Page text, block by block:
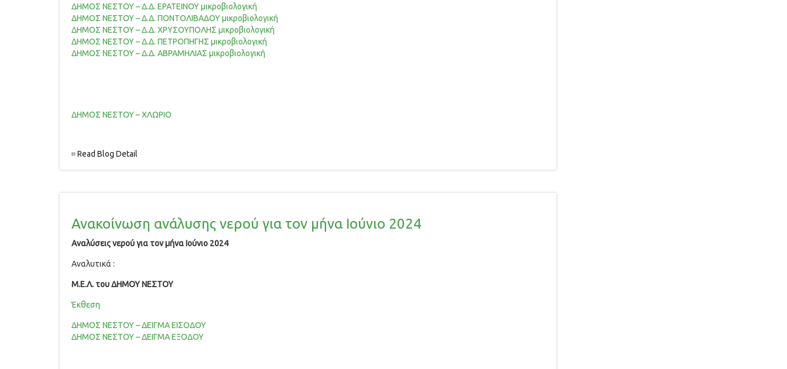
ΔΗΜΟΣ ΝΕΣΤΟΥ – Δ.Δ. ΕΡΑΤΕΙΝΟΥ μικροβιολογική
ΔΗΜΟΣ ΝΕΣΤΟΥ – Δ.Δ. ΠΟΝΤΟΛΙΒΑΔΟΥ μικροβιολογική
ΔΗΜΟΣ ΝΕΣΤΟΥ – Δ.Δ. ΧΡΥΣΟΥΠΟΛΗΣ μικροβιολογική
ΔΗΜΟΣ ΝΕΣΤΟΥ – Δ.Δ. ΠΕΤΡΟΠΗΓΗΣ μικροβιολογική
ΔΗΜΟΣ ΝΕΣΤΟΥ – Δ.Δ. ΑΒΡΑΜΗΛΙΑΣ μικροβιολογική
ΔΗΜΟΣ ΝΕΣΤΟΥ – ΧΛΩΡΙΟ
Read Blog Detail
Ανακοίνωση ανάλυσης νερού για τον μήνα Ιούνιο 2024
Αναλύσεις νερού για τον μήνα Ιούνιο 2024
Αναλυτικά :
Μ.Ε.Λ. του ΔΗΜΟΥ ΝΕΣΤΟΥ
Έκθεση
ΔΗΜΟΣ ΝΕΣΤΟΥ – ΔΕΙΓΜΑ ΕΙΣΟΔΟΥ
ΔΗΜΟΣ ΝΕΣΤΟΥ – ΔΕΙΓΜΑ ΕΞΟΔΟΥ